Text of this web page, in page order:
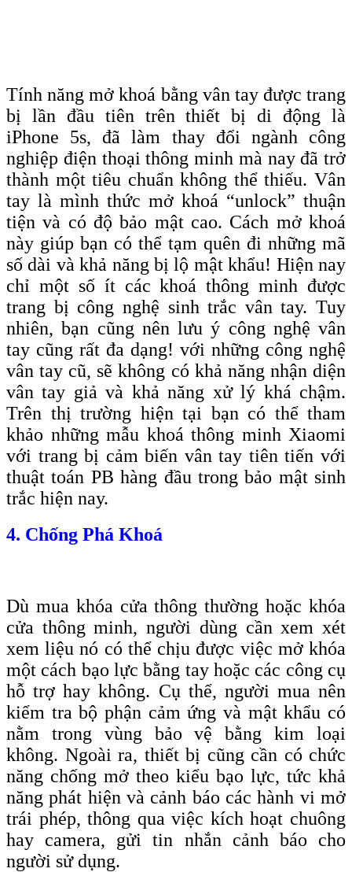
Tính năng mở khoá bằng vân tay được trang
bị lần đầu tiên trên thiết bị di động là
iPhone 5s, đã làm thay đổi ngành công
nghiệp điện thoại thông minh mà nay đã trở
thành một tiêu chuẩn không thể thiếu. Vân
tay là mình thức mở khoá “unlock” thuận
tiện và có độ bảo mật cao. Cách mở khoá
này giúp bạn có thể tạm quên đi những mã
số dài và khả năng bị lộ mật khẩu! Hiện nay
chỉ một số ít các khoá thông minh được
trang bị công nghệ sinh trắc vân tay. Tuy
nhiên, bạn cũng nên lưu ý công nghệ vân
tay cũng rất đa dạng! với những công nghệ
vân tay cũ, sẽ không có khả năng nhận diện
vân tay giả và khả năng xử lý khá chậm.
Trên thị trường hiện tại bạn có thể tham
khảo những mẫu khoá thông minh Xiaomi
với trang bị cảm biến vân tay tiên tiến với
thuật toán PB hàng đầu trong bảo mật sinh
trắc hiện nay.
4. Chống Phá Khoá
Dù mua khóa cửa thông thường hoặc khóa
cửa thông minh, người dùng cần xem xét
xem liệu nó có thể chịu được việc mở khóa
một cách bạo lực bằng tay hoặc các công cụ
hỗ trợ hay không. Cụ thể, người mua nên
kiểm tra bộ phận cảm ứng và mật khẩu có
nằm trong vùng bảo vệ bằng kim loại
không. Ngoài ra, thiết bị cũng cần có chức
năng chống mở theo kiểu bạo lực, tức khả
năng phát hiện và cảnh báo các hành vi mở
trái phép, thông qua việc kích hoạt chuông
hay camera, gửi tin nhắn cảnh báo cho
người sử dụng.